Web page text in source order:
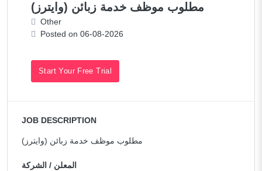
مطلوب موظف خدمة زبائن (وايترز)
Other
Posted on 06-08-2026
Start Your Free Trial
JOB DESCRIPTION
مطلوب موظف خدمة زبائن (وايترز)
المعلن / الشركة